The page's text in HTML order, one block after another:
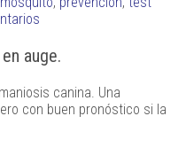
auge.
canina. Una
con buen pronóstico si la